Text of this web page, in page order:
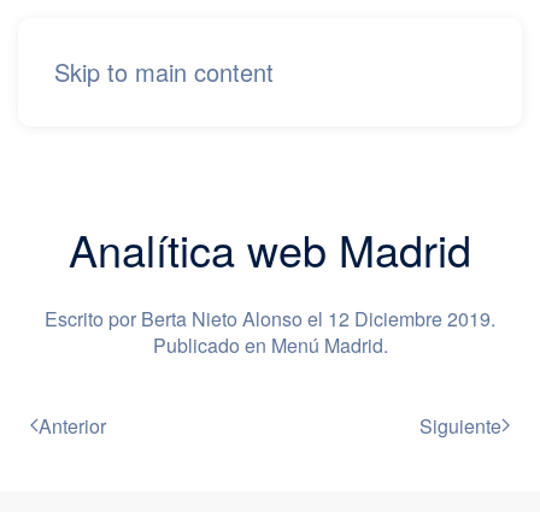
Skip to main content
Analítica web Madrid
Escrito por Berta Nieto Alonso el 12 Diciembre 2019.
Publicado en Menú Madrid.
Anterior Siguiente